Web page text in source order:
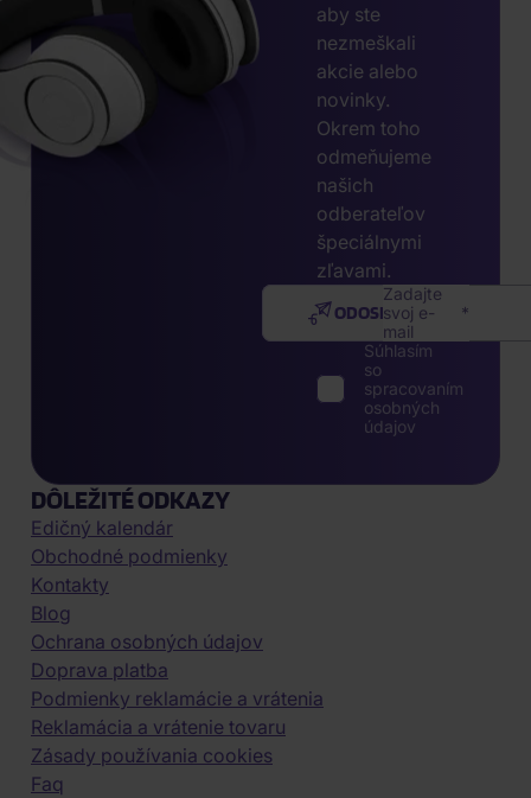
aby ste
nezmeškali
akcie alebo
novinky.
Okrem toho
odmeňujeme
našich
odberateľov
špeciálnymi
zľavami.
Zadajte
svoj e-
mail
ODOSLAŤ
Súhlasím
so
spracovaním
osobných
údajov
DÔLEŽITÉ ODKAZY
Edičný kalendár
Obchodné podmienky
Kontakty
Blog
Ochrana osobných údajov
Doprava platba
Podmienky reklamácie a vrátenia
Reklamácia a vrátenie tovaru
Zásady používania cookies
Faq